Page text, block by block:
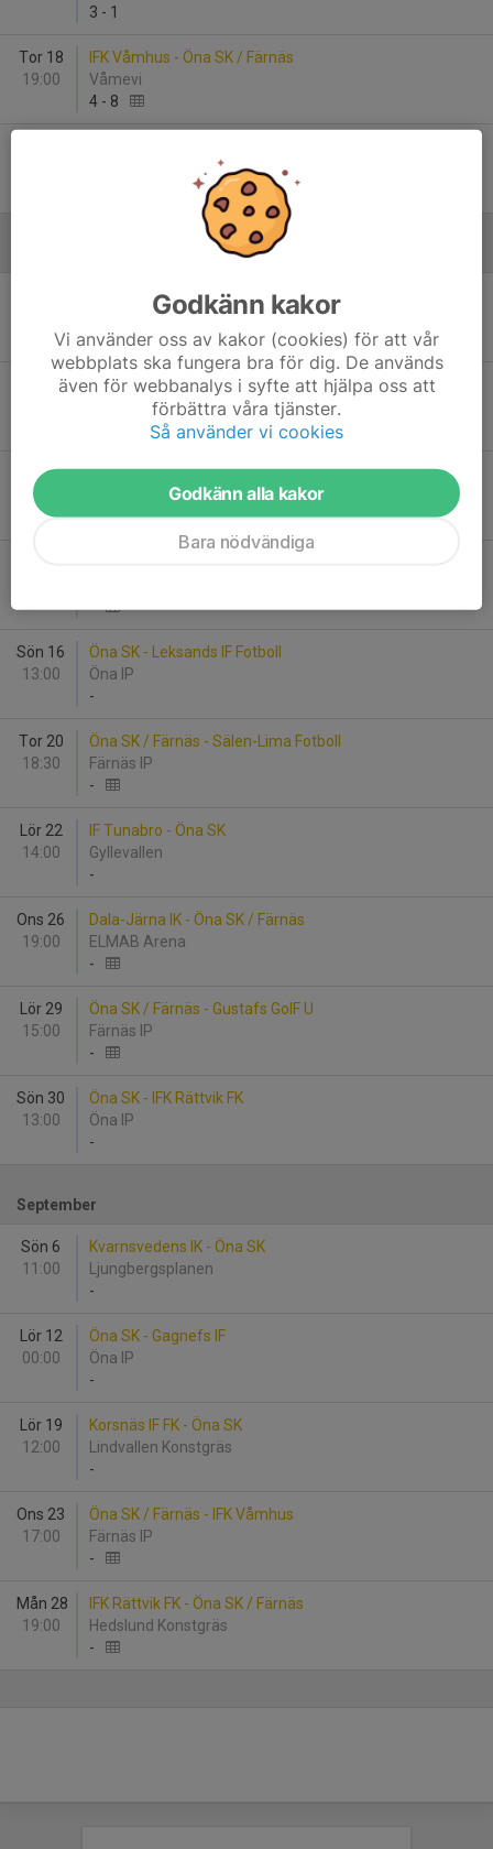
3 - 1
Tor 18
19:00
IFK Våmhus - Öna SK / Färnäs
Våmevi
4 - 8
Öna SK - Torsångs IF
-
Öna SK / Färnäs - IFK Mora FK
Färnäs IP
Sön 9
14:00
Malungs IF/Sälen-Lima Fotboll - Öna SK
Tjärnheden
-
-
Sön 16
13:00
Öna SK - Leksands IF Fotboll
Öna IP
-
Tor 20
18:30
Öna SK / Färnäs - Sälen-Lima Fotboll
Färnäs IP
-
Lör 22
14:00
IF Tunabro - Öna SK
Gyllevallen
-
Ons 26
19:00
Dala-Järna IK - Öna SK / Färnäs
ELMAB Arena
-
Lör 29
15:00
Öna SK / Färnäs - Gustafs GoIF U
Färnäs IP
-
Sön 30
13:00
Öna SK - IFK Rättvik FK
Öna IP
-
September
Sön 6
11:00
Kvarnsvedens IK - Öna SK
Ljungbergsplanen
-
Lör 12
00:00
Öna SK - Gagnefs IF
Öna IP
-
Lör 19
12:00
Korsnäs IF FK - Öna SK
Lindvallen Konstgräs
-
Ons 23
17:00
Öna SK / Färnäs - IFK Våmhus
Färnäs IP
-
Mån 28
19:00
IFK Rättvik FK - Öna SK / Färnäs
Hedslund Konstgräs
-
Godkänn kakor
Vi använder oss av kakor (cookies) för att vår
webbplats ska fungera bra för dig. De används
även för webbanalys i syfte att hjälpa oss att
förbättra våra tjänster.
Så använder vi cookies
Godkänn alla kakor
Bara nödvändiga